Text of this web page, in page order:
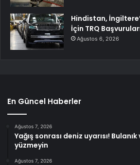
Hindistan,
İçin TRQ
Ağustos 6, 2026
En Güncel Haberler
Ağustos 7, 2026
Yağış sonrası deniz uyarısı!
yüzmeyin
Ağustos 7, 2026